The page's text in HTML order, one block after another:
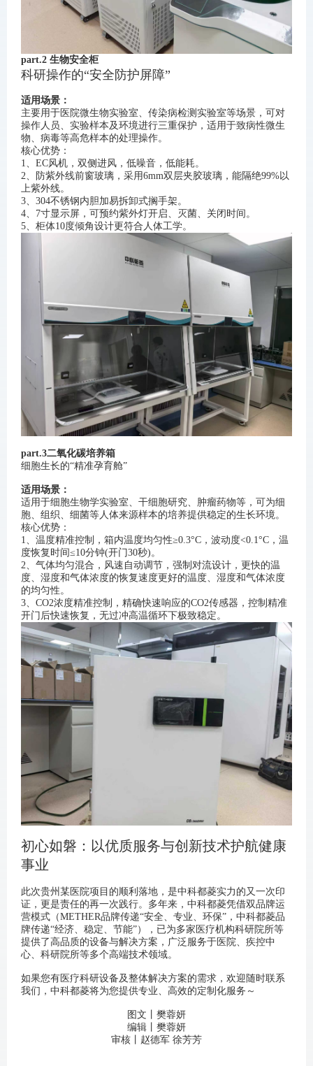
part.2 生物安全柜
科研操作的“安全防护屏障”
适用场景：
主要用于医院微生物实验室、传染病检测实验室等场景，可对
操作人员、实验样本及环境进行三重保护，适用于致病性微生
物、病毒等高危样本的处理操作。
核心优势：
1、 EC风机 ，双侧进风，低噪音，低能耗。
2、防紫外线前窗玻璃，采用6mm双层夹胶玻璃，能隔绝99%以
上紫外线。
3、304不锈钢内胆加易拆卸式搁手架。
4、7寸显示屏，可预约紫外灯开启、灭菌、关闭时间。
5、柜体10度倾角设计更符合人体工学。
part.3二氧化碳培养箱
细胞生长的“精准孕育舱”
适用场景：
适用于细胞生物学实验室、干细胞研究、肿瘤药物等，可为细
胞、组织、细菌等人体来源样本的培养提供稳定的生长环境。
核心优势：
1、温度精准控制，箱内温度均匀性≥0.3°C， 波动度<0.1°C，温
度恢复时间≤10分钟(开门30秒)。
2、气体均匀混合，风速自动调节，强制对流设计，更快的温
度、湿度和气体浓度的恢复速度更好的温度、湿度和气体浓度
的均匀性。
3、CO2浓度精准控制，精确快速响应的CO2传感器 ，控制精准
开门后快速恢复，无过冲高温循环下极致稳定。
初心如磐：以优质服务与创新技术护航健康
事业
此次贵州某医院项目的顺利落地， 是中科都菱实力的又一次印
证，更是责任的再一次践行。多年来，中科都菱凭借双品牌运
营模式（METHER品牌传递“安全、专业、环保”，中科都菱品
牌传递“经济、稳定、节能”），已为多家医疗机构科研院所等
提供了高品质的设备与解决方案，广泛服务于医院、疾控中
心、科研院所等多个高端技术领域。
如果您有医疗科研设备及整体解决方案的需求，欢迎随时联系
我们，中科都菱将为您提供专业、高效的定制化服务～
图文丨樊蓉妍
编辑丨樊蓉妍
审核丨赵德军 徐芳芳